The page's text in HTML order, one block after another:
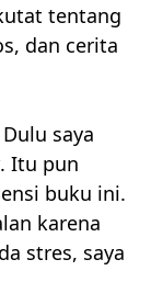
tentang
dan cerita
saya
. Itu pun
buku ini.
karena
stres, saya